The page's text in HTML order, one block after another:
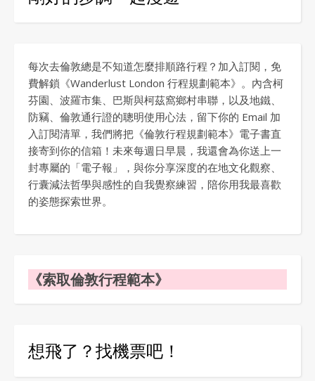
每次去倫敦總是不知道怎麼排順路行程？加入訂閱，免
費解鎖《Wanderlust London 行程規劃範本》。內含柯
芬園、波羅市集、巴斯與柯茲窩鄉村串聯，以及地鐵、
防竊、倫敦通行證的聰明使用心法，留下你的 Email 加
入訂閱清單，我們將把《倫敦行程規劃範本》電子書直
接寄到你的信箱！未來每週日早晨，我還會為你送上一
封專屬的「電子報」，與你分享深度的在地文化觀察、
行囊減法哲學與感性的自我覺察練習，陪你用我最喜歡
的姿態探索世界。
《索取倫敦行程範本》
想飛了？找機票吧！